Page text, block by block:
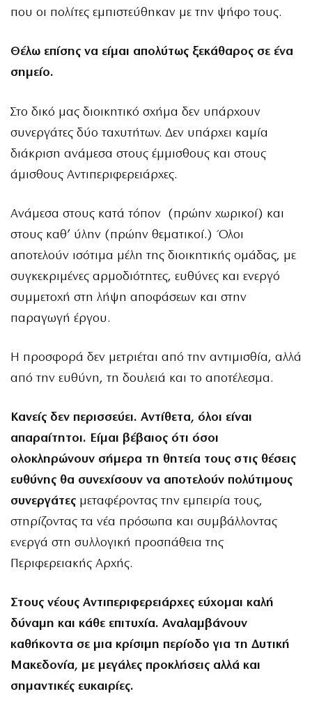
που οι πολίτες εμπιστεύθηκαν με την ψήφο τους.
Θέλω επίσης να είμαι απολύτως ξεκάθαρος σε ένα
σημείο.
Στο δικό μας διοικητικό σχήμα δεν υπάρχουν
συνεργάτες δύο ταχυτήτων. Δεν υπάρχει καμία
διάκριση ανάμεσα στους έμμισθους και στους
άμισθους Αντιπεριφερειάρχες.
Ανάμεσα στους κατά τόπον (πρώην χωρικοί) και
στους καθ’ ύλην (πρώην θεματικοί.) Όλοι
αποτελούν ισότιμα μέλη της διοικητικής ομάδας, με
συγκεκριμένες αρμοδιότητες, ευθύνες και ενεργό
συμμετοχή στη λήψη αποφάσεων και στην
παραγωγή έργου.
Η προσφορά δεν μετριέται από την αντιμισθία, αλλά
από την ευθύνη, τη δουλειά και το αποτέλεσμα.
Κανείς δεν περισσεύει. Αντίθετα, όλοι είναι
απαραίτητοι. Είμαι βέβαιος ότι όσοι
ολοκληρώνουν σήμερα τη θητεία τους στις θέσεις
ευθύνης θα συνεχίσουν να αποτελούν πολύτιμους
συνεργάτες μεταφέροντας την εμπειρία τους,
στηρίζοντας τα νέα πρόσωπα και συμβάλλοντας
ενεργά στη συλλογική προσπάθεια της
Περιφερειακής Αρχής.
Στους νέους Αντιπεριφερειάρχες εύχομαι καλή
δύναμη και κάθε επιτυχία. Αναλαμβάνουν
καθήκοντα σε μια κρίσιμη περίοδο για τη Δυτική
Μακεδονία, με μεγάλες προκλήσεις αλλά και
σημαντικές ευκαιρίες.